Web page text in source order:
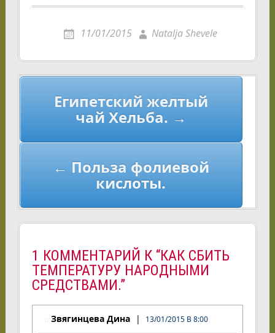
11/01/2015 Natalja Shevele
Навигация
Египетский желтый
чай Хельба. →
← Польза фолиевой
кислоты.
1 КОММЕНТАРИЙ К “КАК СБИТЬ
ТЕМПЕРАТУРУ НАРОДНЫМИ
СРЕДСТВАМИ.”
Звягинцева Дина 13/01/2015 В 8:00